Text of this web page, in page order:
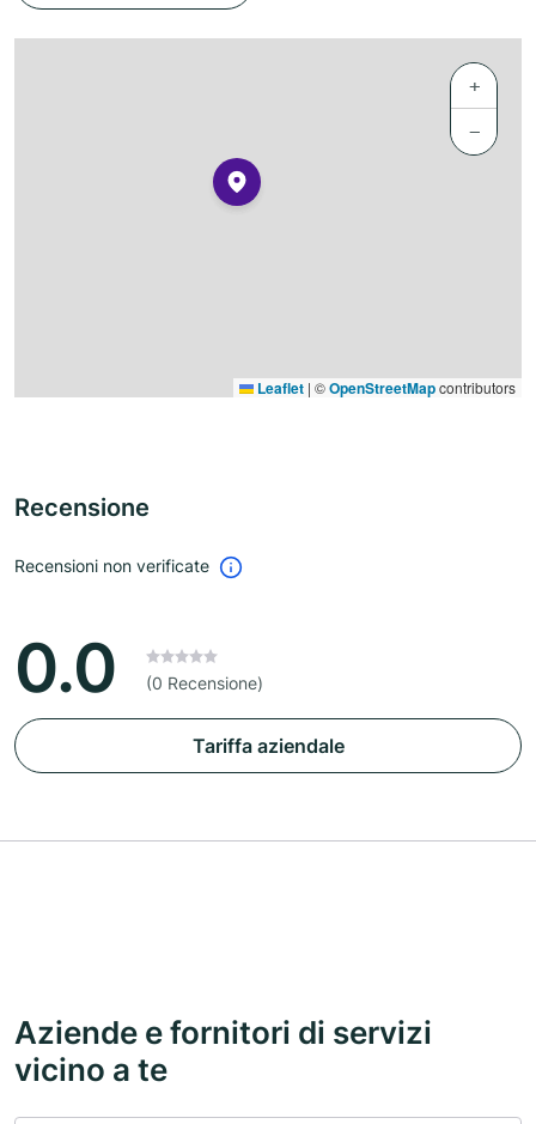
+
−
Leaflet | ©OpenStreetMapcontributors
Recensione
Recensioni non verificate
0.0 (0 Recensione)
Tariffa aziendale
Aziende e fornitori di servizi
vicino a te